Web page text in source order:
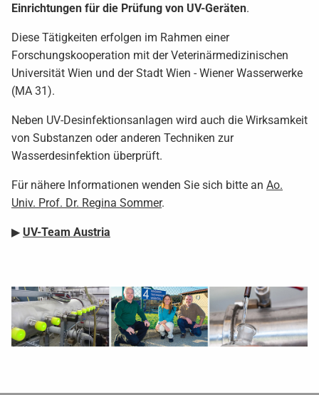
Einrichtungen für die Prüfung von UV-Geräten.
Diese Tätigkeiten erfolgen im Rahmen einer
Forschungskooperation mit der Veterinärmedizinischen
Universität Wien und der Stadt Wien - Wiener Wasserwerke
(MA 31).
Neben UV-Desinfektionsanlagen wird auch die Wirksamkeit
von Substanzen oder anderen Techniken zur
Wasserdesinfektion überprüft.
Für nähere Informationen wenden Sie sich bitte an Ao.
Univ. Prof. Dr. Regina Sommer.
▶ UV-Team Austria